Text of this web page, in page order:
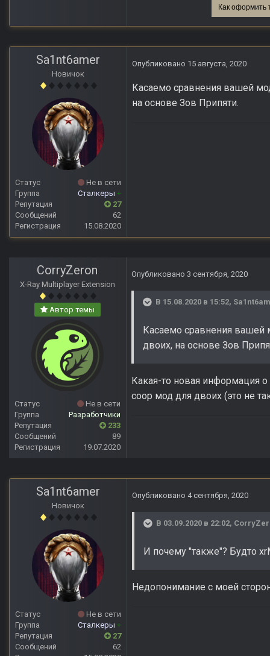
Как оформить
Sa1nt6amer
Новичок
Статус
Не в сети
Группа
Сталкеры +
Репутация
27
Сообщений
62
Регистрация
15.08.2020
Опубликовано 15 августа, 2020
Касаемо сравнения вашей
на основе Зов Припяти.
CorryZeron
X-Ray Multiplayer Extension
Автор темы
Статус
Не в сети
Группа
Разработчики
Репутация
233
Сообщений
89
Регистрация
19.07.2020
Опубликовано 3 сентября, 2020
В 15.08.2020 в 15:52,
Касаемо сравнения вашей
двоих, на основе Зов
Какая-то новая информация
coop мод для двоих (это не
Sa1nt6amer
Новичок
Статус
Не в сети
Группа
Сталкеры +
Репутация
27
Сообщений
62
Опубликовано 4 сентября, 2020
В 03.09.2020 в 22:02,
И почему "также"? Будто
Недопонимание с моей